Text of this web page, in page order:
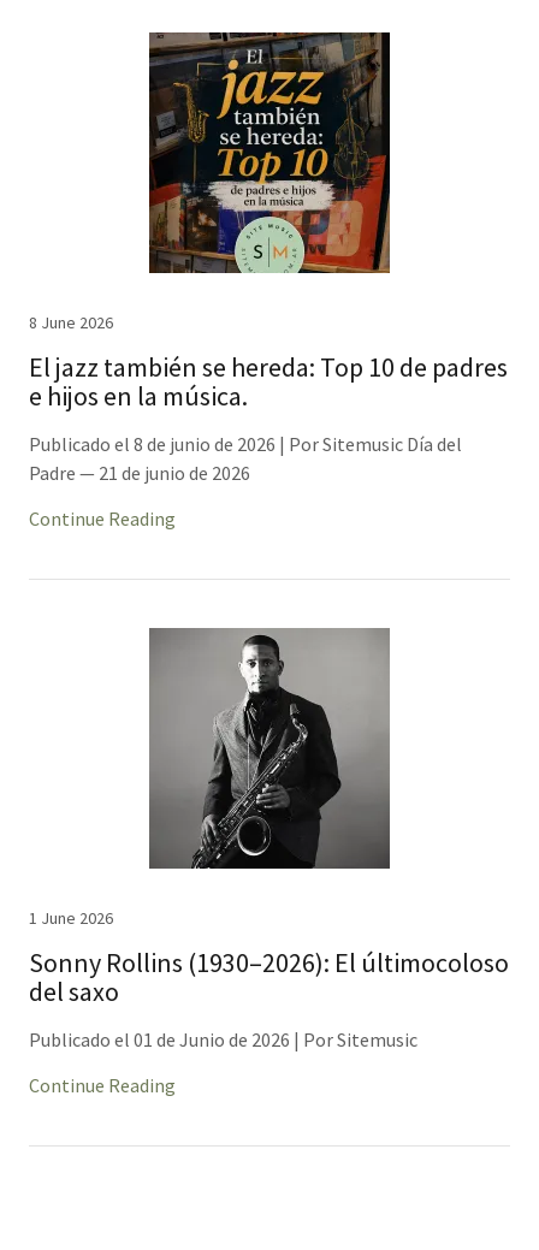
8 June 2026
El jazz también se hereda: Top 10 de padres
e hijos en la música.
Publicado el 8 de junio de 2026 | Por Sitemusic Día del
Padre — 21 de junio de 2026
Continue Reading
1 June 2026
Sonny Rollins (1930–2026): El últimocoloso
del saxo
Publicado el 01 de Junio de 2026 | Por Sitemusic
Continue Reading